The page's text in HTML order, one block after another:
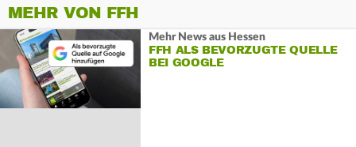
MEHR VON FFH
Mehr News aus Hessen
FFH ALS BEVORZUGTE QUELLE
BEI GOOGLE